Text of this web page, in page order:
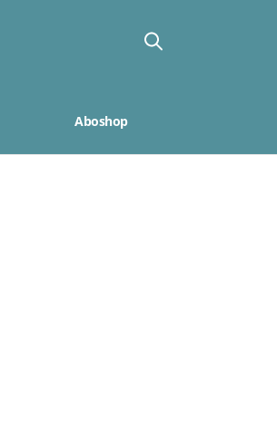
Aboshop